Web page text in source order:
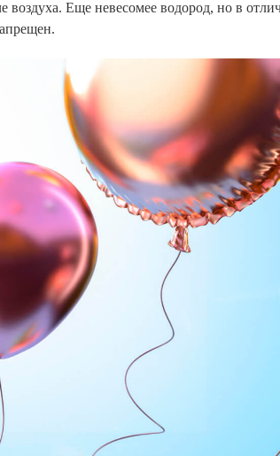
воздуха. Еще невесомее водород, но в